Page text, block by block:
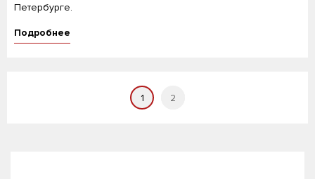
Петербурге.
Подробнее
1 2